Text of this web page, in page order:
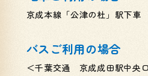
京成本線「公津の杜」駅下車
バスご利用の場合
＜千葉交通 京成成田駅中央